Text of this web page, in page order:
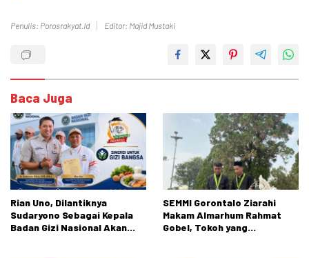
Penulis: Porosrakyat.id Editor: Majid Mustaki
Baca Juga
Rian Uno, Dilantiknya
Sudaryono Sebagai Kepala
Badan Gizi Nasional Akan
SEMMI Gorontalo Ziarahi
Makam Almarhum Rahmat
Gobel, Tokoh yang